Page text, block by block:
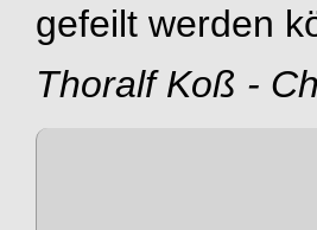
gefeilt werden
Thoralf Koß -